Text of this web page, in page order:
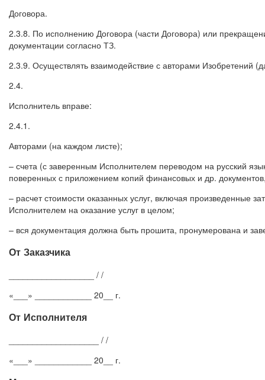
Договора.
2.3.8. По исполнению Договора (части Договора) или
документации согласно ТЗ.
2.3.9. Осуществлять взаимодействие с авторами Изобретений
2.4.
Исполнитель вправе:
2.4.1.
Авторами (на каждом листе);
– счета (с заверенным Исполнителем переводом на русский
поверенных с приложением копий финансовых и др.
– расчет стоимости оказанных услуг, включая произведенные
Исполнителем на оказание услуг в целом;
– вся документация должна быть прошита, пронумерована и
От Заказчика
__________________ / /
«___» ____________ 20__ г.
От Исполнителя
___________________ / /
«___» ____________ 20__ г.